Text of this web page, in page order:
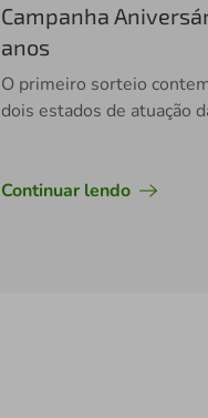
Campanha
anos
O primeiro sorteio
dois estados de atuação
Continuar lendo